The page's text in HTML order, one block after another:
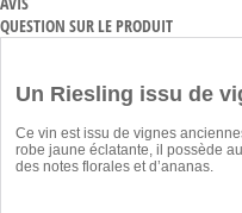
QUESTION SUR LE PRODUIT
Un Riesling issu de
Ce vin est issu de vignes
robe jaune éclatante, il possède
des notes florales et d’ananas.